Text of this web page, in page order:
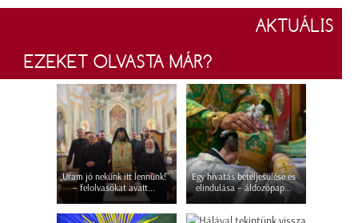
AKTUÁLIS
EZEKET OLVASTA MÁR?
„Uram jó nekünk itt lennünk!”
– felolvasókat avatt...
Egy hivatás beteljesülése és
elindulása – áldozópap...